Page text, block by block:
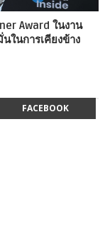
Award ในงาน
ในการเคียงข้าง
FACEBOOK